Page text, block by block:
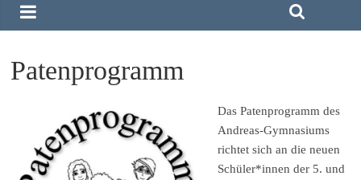
Patenprogramm
Das Patenprogramm des
Andreas-Gymnasiums
richtet sich an die neuen
Schüler*innen der 5. und